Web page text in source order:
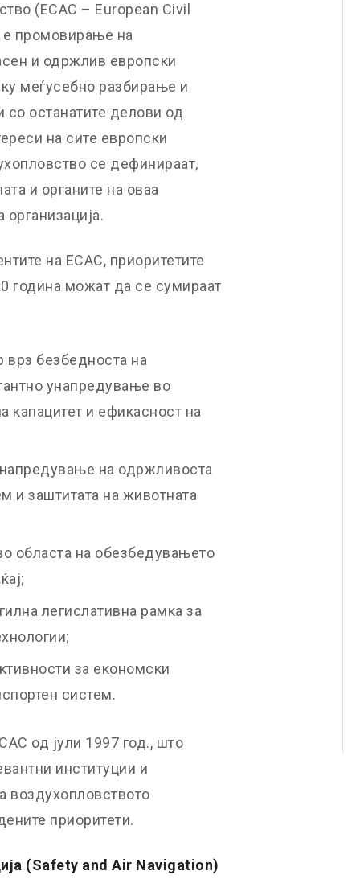
(ECAC – European Civil
промовирање на
и одржлив европски
меѓусебно разбирање и
со останатите делови од
на сите европски
се дефинираат,
и органите на оваа
на ЕСАС, приоритетите
година можат да се сумираат
безбедноста на
унапредување во
и ефикасност на
на одржливоста
и заштитата на животната
областа на обезбедувањето
легислативна рамка за
за економски
систем.
од јули 1997 год., што
институции и
воздухопловството
приоритети.
(Safety and Air Navigation)